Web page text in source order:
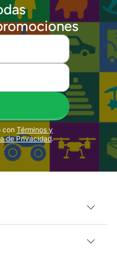
con Términos y
de Privacidad.